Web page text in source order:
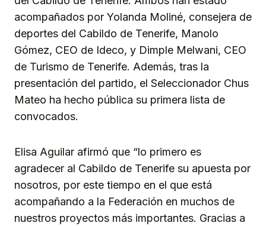
acompañados por Yolanda Moliné, consejera de
deportes del Cabildo de Tenerife, Manolo
Gómez, CEO de Ideco, y Dimple Melwani, CEO
de Turismo de Tenerife. Además, tras la
presentación del partido, el Seleccionador Chus
Mateo ha hecho pública su primera lista de
convocados.
Elisa Aguilar afirmó que “lo primero es
agradecer al Cabildo de Tenerife su apuesta por
nosotros, por este tiempo en el que está
acompañando a la Federación en muchos de
nuestros proyectos más importantes. Gracias a